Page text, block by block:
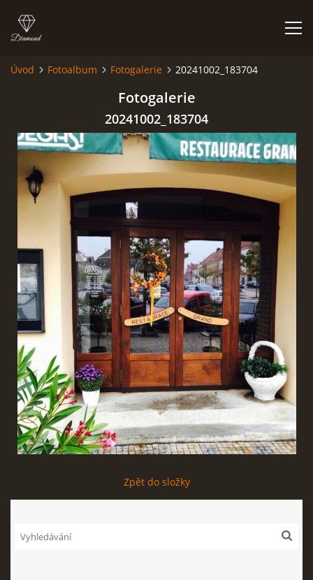
KONTAKT
SEZNAM A OZNAČENÍ POTRAVINOVÝCH ALERGENŮ
POLÉVKA DLE NABÍDKY
JÍDELNÍ LÍSTEK - MENU
PIZZA
RYBY,DRŮBEŽ
VEPŘOVÁ MASA, DĚTSKÁ JÍDLA
Úvod Fotoalbum Fotogalerie 20241002_183704
Fotogalerie
20241002_183704
Zpět do složky